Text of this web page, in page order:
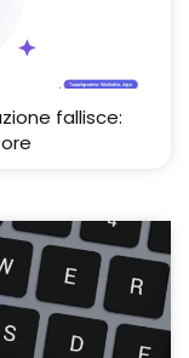
fallisce: